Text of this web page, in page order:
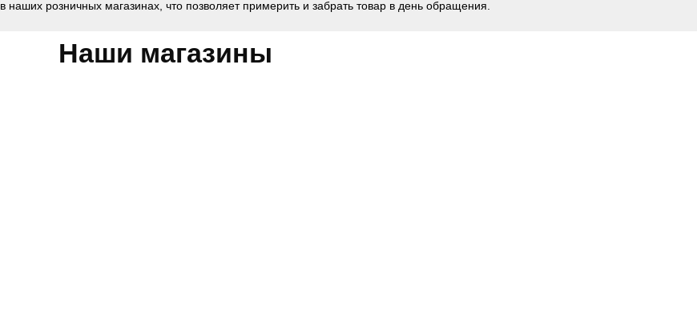
в наших розничных магазинах, что позволяет примерить и забрать товар в день обращения.
Наши магазины